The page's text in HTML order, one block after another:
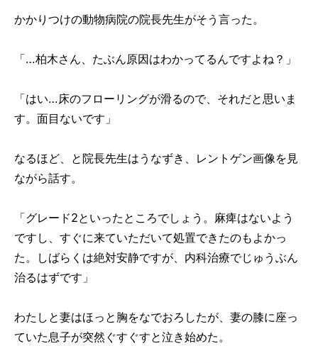
かかりつけの動物病院の院長先生がそう言った。
「…柏木さん、たぶん原因はわかってるんですよね？」
「はい…床のフローリングが滑るので、それだと思いま
す。面目ないです」
なるほど、と院長先生はうなずき、レントゲン画像を見
ながら話す。
「グレード2といったところでしょう。麻痺はないよう
ですし、すぐに来ていただいて処置できたのもよかっ
た。しばらくは絶対安静ですが、内科治療でじゅうぶん
治るはずです」
わたしと妻はほっと胸をなでおろしたが、妻の膝に座っ
ていた息子が突然ぐすぐすと泣き始めた。